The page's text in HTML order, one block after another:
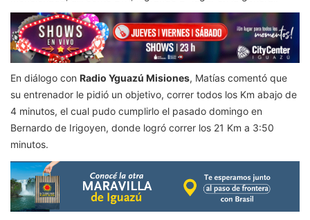
En diálogo con Radio Yguazú Misiones, Matías comentó que
su entrenador le pidió un objetivo, correr todos los Km abajo de
4 minutos, el cual pudo cumplirlo el pasado domingo en
Bernardo de Irigoyen, donde logró correr los 21 Km a 3:50
minutos.